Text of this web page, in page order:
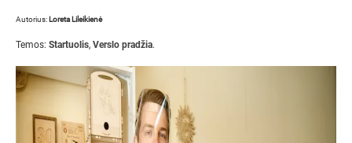
Autorius: Loreta Lileikienė
Temos: Startuolis, Verslo pradžia.